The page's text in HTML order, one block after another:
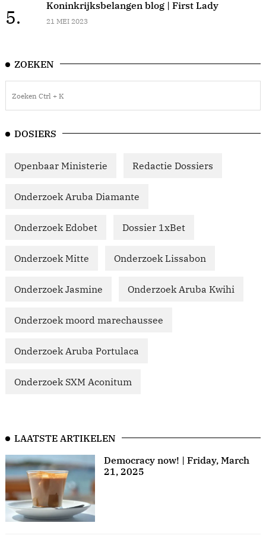
5.
Koninkrijksbelangen blog | First Lady
21 MEI 2023
ZOEKEN
DOSIERS
Openbaar Ministerie Redactie Dossiers
Onderzoek Aruba Diamante
Onderzoek Edobet Dossier 1xBet
Onderzoek Mitte Onderzoek Lissabon
Onderzoek Jasmine Onderzoek Aruba Kwihi
Onderzoek moord marechaussee
Onderzoek Aruba Portulaca
Onderzoek SXM Aconitum
LAATSTE ARTIKELEN
Democracy now! | Friday, March
21, 2025